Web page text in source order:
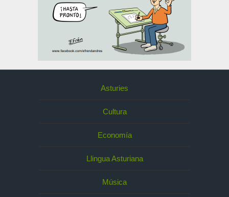
Asturies
Cultura
Economía
Llingua Asturiana
Música